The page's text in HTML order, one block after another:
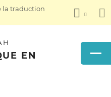
la traduction
EN